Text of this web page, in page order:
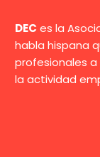
DEC es la
habla hispana
profesionales
la actividad